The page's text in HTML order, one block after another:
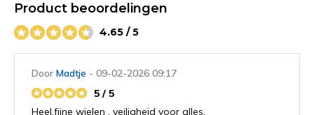
Product beoordelingen
4.65 / 5
Door Madtje - 09-02-2026 09:17
5 / 5
Heel,fijne wielen , veiligheid voor alles.